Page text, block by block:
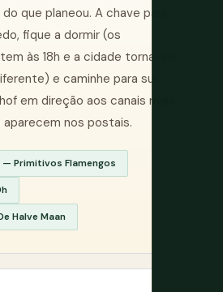
que planeou. A chave para
fique a dormir (os
às 18h e a cidade torna-se
e caminhe para sul
em direção aos canais mais
aparecem nos postais.
Primitivos Flamengos
Halve Maan